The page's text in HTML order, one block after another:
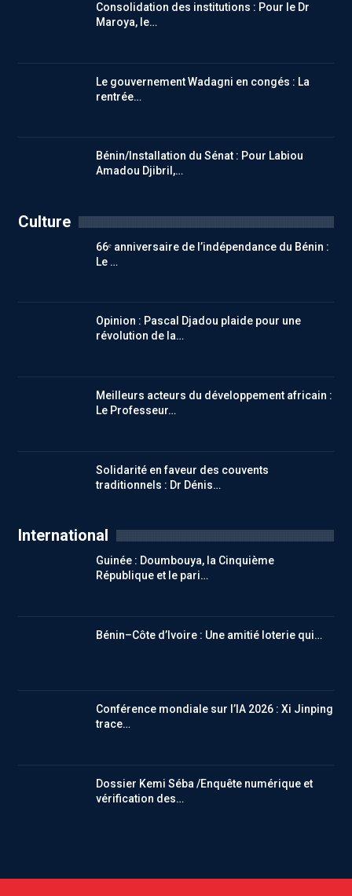
Consolidation des institutions : Pour le Dr
Maroya, le…
Le gouvernement Wadagni en congés : La
rentrée…
Bénin/Installation du Sénat : Pour Labiou
Amadou Djibril,…
Culture
66ᵉ anniversaire de l’indépendance du Bénin :
Le …
Opinion : Pascal Djadou plaide pour une
révolution de la…
Meilleurs acteurs du développement africain :
Le Professeur…
Solidarité en faveur des couvents
traditionnels : Dr Dénis…
International
Guinée : Doumbouya, la Cinquième
République et le pari…
Bénin–Côte d’Ivoire : Une amitié loterie qui…
Conférence mondiale sur l’IA 2026 : Xi Jinping
trace…
Dossier Kemi Séba /Enquête numérique et
vérification des…